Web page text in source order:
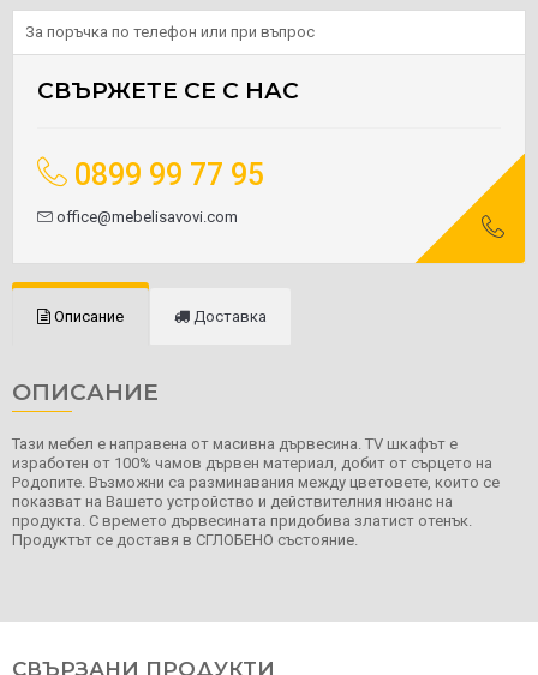
За поръчка по телефон или при въпрос
СВЪРЖЕТЕ СЕ С НАС
0899 99 77 95
office@mebelisavovi.com
Описание Доставка
ОПИСАНИЕ
Тази мебел е направена от масивна дървесина. TV шкафът е
изработен от 100% чамов дървен материал, добит от сърцето на
Родопите. Възможни са разминавания между цветовете, които се
показват на Вашето устройство и действителния нюанс на
продукта. С времето дървесината придобива златист отенък.
Продуктът се доставя в СГЛОБЕНО състояние.
СВЪРЗАНИ ПРОДУКТИ